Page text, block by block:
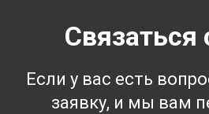
Связаться
Если у вас есть
заявку, и мы вам